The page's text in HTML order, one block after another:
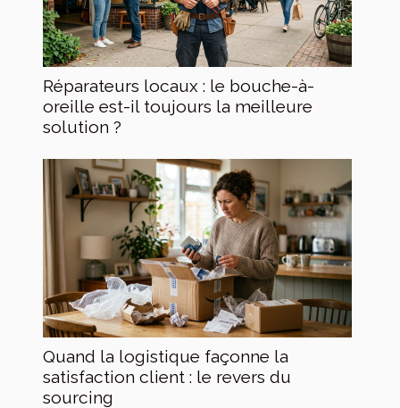
Réparateurs locaux : le bouche-à-
oreille est-il toujours la meilleure
solution ?
Quand la logistique façonne la
satisfaction client : le revers du
sourcing